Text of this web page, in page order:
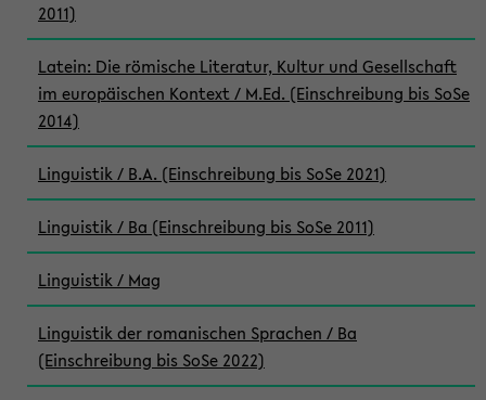
2011)
Latein: Die römische Literatur, Kultur und Gesellschaft
im europäischen Kontext / M.Ed. (Einschreibung bis SoSe
2014)
Linguistik / B.A. (Einschreibung bis SoSe 2021)
Linguistik / Ba (Einschreibung bis SoSe 2011)
Linguistik / Mag
Linguistik der romanischen Sprachen / Ba
(Einschreibung bis SoSe 2022)